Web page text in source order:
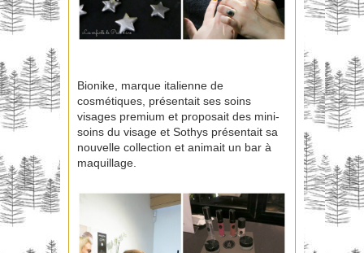
Bionike, marque italienne de
cosmétiques, présentait ses soins
visages premium et proposait des mini-
soins du visage et Sothys présentait sa
nouvelle collection et animait un bar à
maquillage.